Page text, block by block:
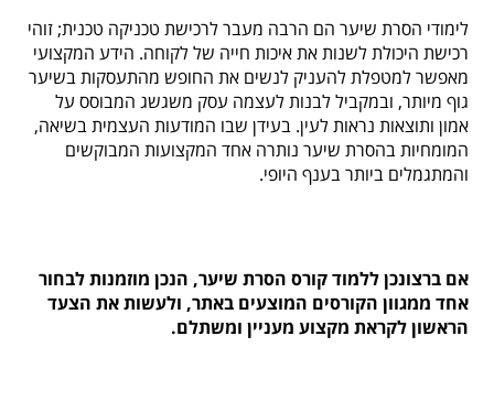
לימודי הסרת שיער הם הרבה מעבר לרכישת טכניקה טכנית; זוהי
רכישת היכולת לשנות את איכות חייה של לקוחה. הידע המקצועי
מאפשר למטפלת להעניק לנשים את החופש מהתעסקות בשיער
גוף מיותר, ובמקביל לבנות לעצמה עסק משגשג המבוסס על
אמון ותוצאות נראות לעין. בעידן שבו המודעות העצמית בשיאה,
המומחיות בהסרת שיער נותרה אחד המקצועות המבוקשים
והמתגמלים ביותר בענף היופי.
אם ברצונכן ללמוד קורס הסרת שיער, הנכן מוזמנות לבחור
אחד ממגוון הקורסים המוצעים באתר, ולעשות את הצעד
הראשון לקראת מקצוע מעניין ומשתלם.